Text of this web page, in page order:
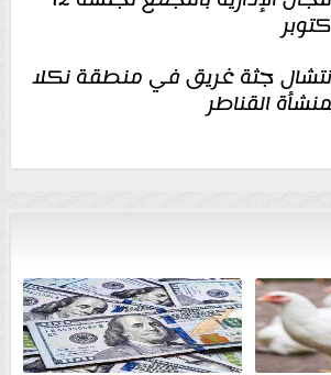
جثة غريق في منطقة نكلا
القناطر